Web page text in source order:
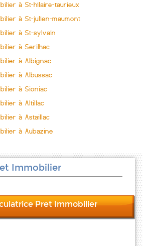
à St-hilaire-taurieux
à St-julien-maumont
à St-sylvain
à Serilhac
à Albignac
à Albussac
à Sioniac
à Altillac
à Astaillac
à Aubazine
Immobilier
Pret Immobilier